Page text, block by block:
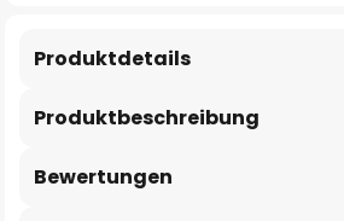
Produktbeschreibung
Produktdetails
Bewertungen